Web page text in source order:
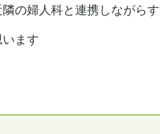
の婦人科と連携しながらす
ます